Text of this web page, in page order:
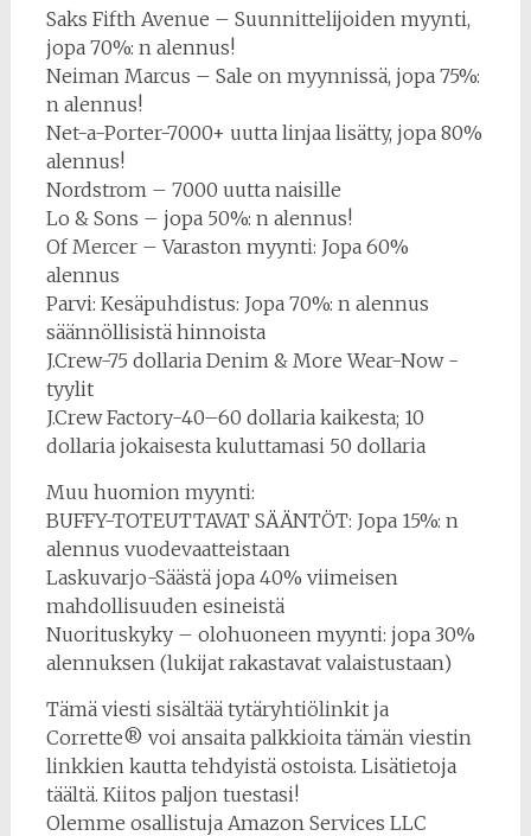
Saks Fifth Avenue – Suunnittelijoiden myynti,
jopa 70%: n alennus!
Neiman Marcus – Sale on myynnissä, jopa 75%:
n alennus!
Net-a-Porter-7000+ uutta linjaa lisätty, jopa 80%
alennus!
Nordstrom – 7000 uutta naisille
Lo & Sons – jopa 50%: n alennus!
Of Mercer – Varaston myynti: Jopa 60%
alennus
Parvi: Kesäpuhdistus: Jopa 70%: n alennus
säännöllisistä hinnoista
J.Crew-75 dollaria Denim & More Wear-Now -
tyylit
J.Crew Factory-40–60 dollaria kaikesta; 10
dollaria jokaisesta kuluttamasi 50 dollaria
Muu huomion myynti:
BUFFY-TOTEUTTAVAT SÄÄNTÖT: Jopa 15%: n
alennus vuodevaatteistaan
Laskuvarjo-Säästä jopa 40% viimeisen
mahdollisuuden esineistä
Nuorituskyky – olohuoneen myynti: jopa 30%
alennuksen (lukijat rakastavat valaistustaan)
Tämä viesti sisältää tytäryhtiölinkit ja
Corrette® voi ansaita palkkioita tämän viestin
linkkien kautta tehdyistä ostoista. Lisätietoja
täältä. Kiitos paljon tuestasi!
Olemme osallistuja Amazon Services LLC